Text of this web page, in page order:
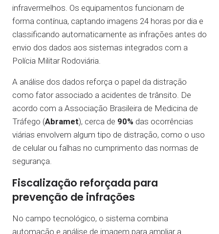
infravermelhos. Os equipamentos funcionam de
forma contínua, captando imagens 24 horas por dia e
classificando automaticamente as infrações antes do
envio dos dados aos sistemas integrados com a
Polícia Militar Rodoviária.
A análise dos dados reforça o papel da distração
como fator associado a acidentes de trânsito. De
acordo com a Associação Brasileira de Medicina de
Tráfego (Abramet), cerca de 90% das ocorrências
viárias envolvem algum tipo de distração, como o uso
de celular ou falhas no cumprimento das normas de
segurança.
Fiscalização reforçada para
prevenção de infrações
No campo tecnológico, o sistema combina
automação e análise de imagem para ampliar a